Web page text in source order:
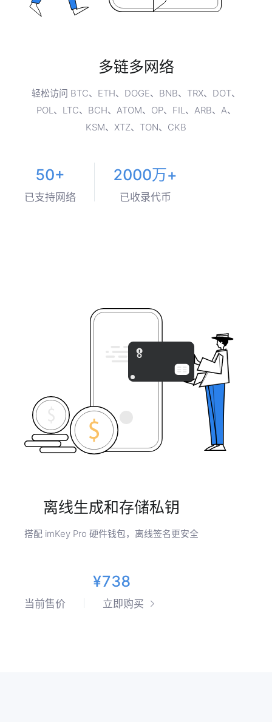
多链多网络
轻松访问 BTC、ETH、DOGE、BNB、TRX、DOT、
POL、LTC、BCH、ATOM、OP、FIL、ARB、A、
KSM、XTZ、TON、CKB
50+
已支持网络
2000万+
已收录代币
离线生成和存储私钥
搭配 imKey Pro 硬件钱包，离线签名更安全
¥738
当前售价 立即购买